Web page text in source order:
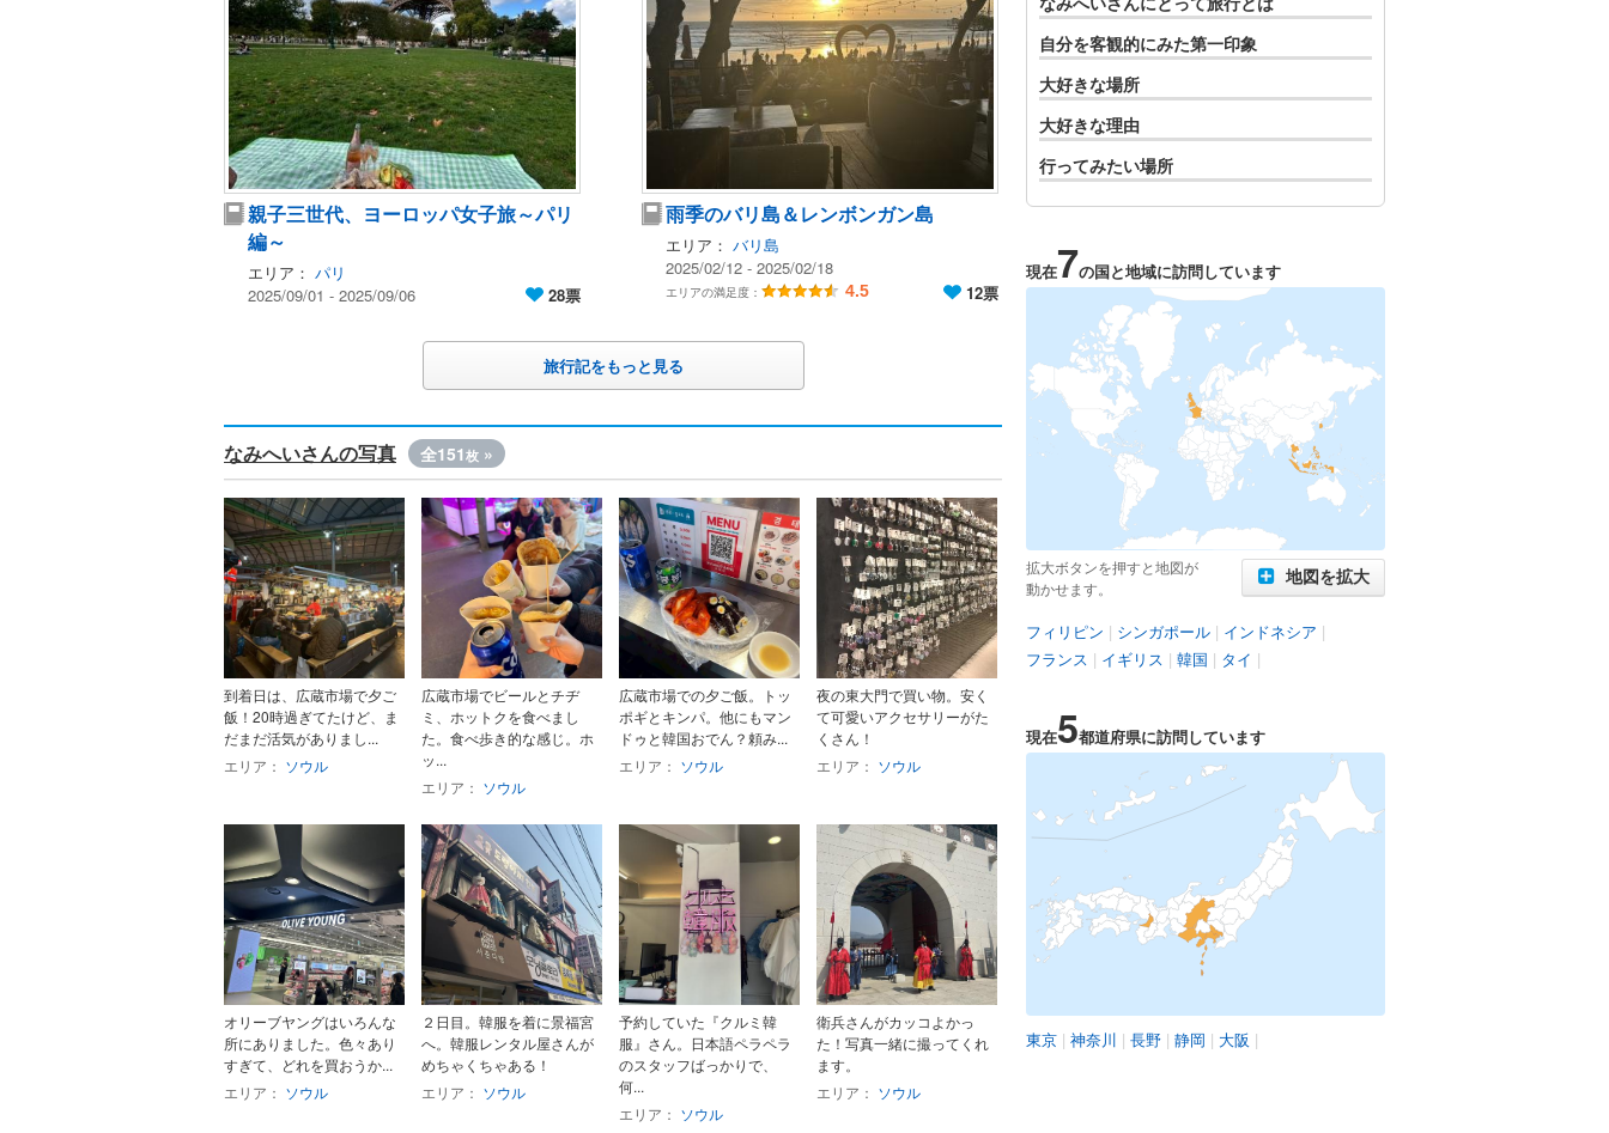
親子三世代、ヨーロッパ女子旅～パリ
編～
エリア： パリ
2025/09/01 - 2025/09/06
28票
雨季のバリ島＆レンボンガン島
エリア： バリ島
2025/02/12 - 2025/02/18
エリアの満足度： 4.5 12票
旅行記をもっと見る
なみへいさんの写真 全151枚 »
到着日は、広蔵市場で夕ご
飯！20時過ぎてたけど、ま
だまだ活気がありまし...
エリア： ソウル
広蔵市場でビールとチヂ
ミ、ホットクを食べまし
た。食べ歩き的な感じ。ホ
ッ...
エリア： ソウル
広蔵市場での夕ご飯。トッ
ポギとキンパ。他にもマン
ドゥと韓国おでん？頼み...
エリア： ソウル
夜の東大門で買い物。安く
て可愛いアクセサリーがた
くさん！
エリア： ソウル
オリーブヤングはいろんな
所にありました。色々あり
すぎて、どれを買おうか...
エリア： ソウル
２日目。韓服を着に景福宮
へ。韓服レンタル屋さんが
めちゃくちゃある！
エリア： ソウル
予約していた『クルミ韓
服』さん。日本語ペラペラ
のスタッフばっかりで、
何...
エリア： ソウル
衛兵さんがカッコよかっ
た！写真一緒に撮ってくれ
ます。
エリア： ソウル
自分を客観的にみた第一印象
大好きな場所
大好きな理由
行ってみたい場所
現在7の国と地域に訪問しています
拡大ボタンを押すと地図が
動かせます。
地図を拡大
フィリピン | シンガポール | インドネシア |
フランス | イギリス | 韓国 | タイ |
現在5都道府県に訪問しています
東京 | 神奈川 | 長野 | 静岡 | 大阪 |